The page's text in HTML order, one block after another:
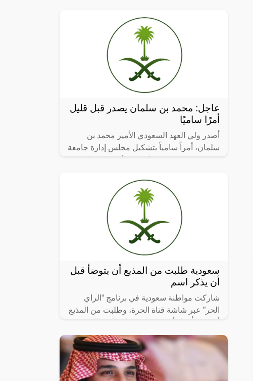
عاجل: محمد بن سلمان يصدر قبل قليل
أمرًا ساميًا
أصدر ولي العهد السعودي الأمير محمد بن
سلمان، أمراً سامياً بتشكيل مجلس إدارة جامعة
سعودية طلبت من المذيع أن يتوضأ قبل
أن يذكر اسم
شاركت مواطنة سعودية في برنامج “الراي
الحر” عبر شاشة قناة الحرة، وطلبت من المذيع
الأمير محمد بن سلمان، أو العاهل